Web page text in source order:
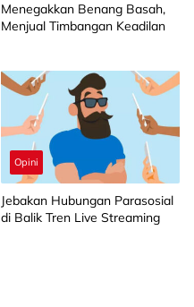
Menegakkan Benang Basah,
Menjual Timbangan Keadilan
Opini
Jebakan Hubungan Parasosial
di Balik Tren Live Streaming